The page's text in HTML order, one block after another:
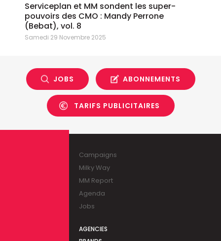
Serviceplan et MM sondent les super-
pouvoirs des CMO : Mandy Perrone
(Bebat), vol. 8
Samedi 29 Novembre 2025
JOBS ABONNEMENTS
TARIFS PUBLICITAIRES
Campaigns
Milky Way
MM Report
Agenda
Jobs
AGENCIES